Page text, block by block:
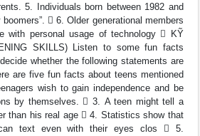
5. Individuals born between 1982 and
boomers”.  6. Older generational members
with personal usage of technology  KỸ
SKILLS) Listen to some fun facts
whether the following statements are
are five fun facts about teens mentioned
wish to gain independence and be
by themselves.  3. A teen might tell a
than his real age  4. Statistics show that
text even with their eyes clos  5.